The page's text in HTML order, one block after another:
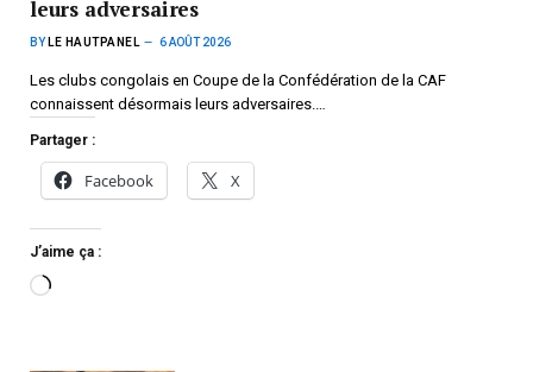
leurs adversaires
BY LE HAUTPANEL 6 AOÛT 2026
Les clubs congolais en Coupe de la Confédération de la CAF
connaissent désormais leurs adversaires.…
Partager :
Facebook X
J’aime ça :